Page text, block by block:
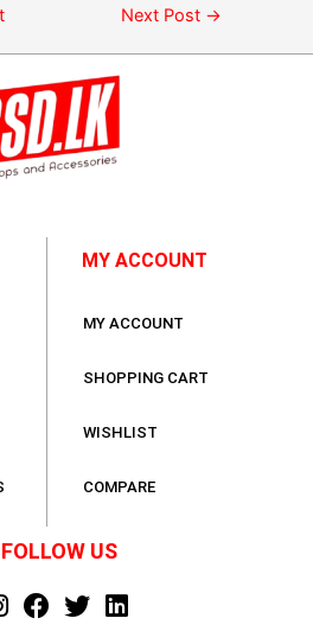
Next Post →
MY ACCOUNT
MY ACCOUNT
SHOPPING CART
WISHLIST
COMPARE
FOLLOW US